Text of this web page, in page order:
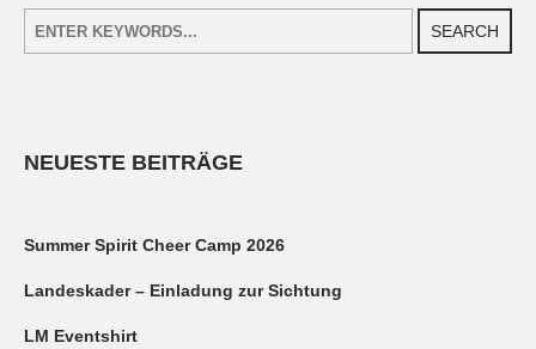
SEARCH
NEUESTE BEITRÄGE
Summer Spirit Cheer Camp 2026
Landeskader – Einladung zur Sichtung
LM Eventshirt